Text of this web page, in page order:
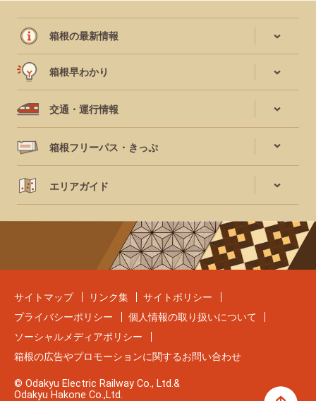
箱根の最新情報
箱根早わかり
交通・運行情報
箱根フリーパス・きっぷ
エリアガイド
サイトマップ リンク集
サイトポリシー
プライバシーポリシー
個人情報の取り扱いについて
ソーシャルメディアポリシー
箱根の広告やプロモーションに関するお問い合わせ
© Odakyu Electric Railway Co., Ltd.&
Odakyu Hakone Co.,Ltd.